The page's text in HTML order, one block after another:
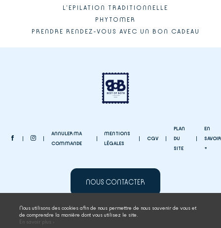
Nous utilisons des cookies afin de nous permettre de nous souvenir de vous et
de comprendre la manière dont vous utilisez le site.
En savoir plus ›
L'EPILATION TRADITIONNELLE
PHYTOMER
PRENDRE RENDEZ-VOUS AVEC UN BON CADEAU
ANNULER MA
COMMANDE
MENTIONS
LÉGALES
CGV
PLAN
DU
SITE
EN
SAVOIR
+
NOUS CONTACTER
ESPACE COLLABORATEUR